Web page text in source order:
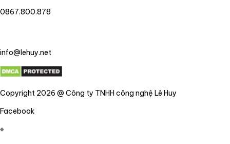
0867.800.878
info@lehuy.net
Copyright 2026 @ Công ty TNHH công nghệ Lê Huy
Facebook